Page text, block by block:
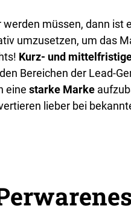
müssen, dann ist
umzusetzen, um das
Kurz- und
Bereichen der Lead-
eine starke Marke
lieber bei